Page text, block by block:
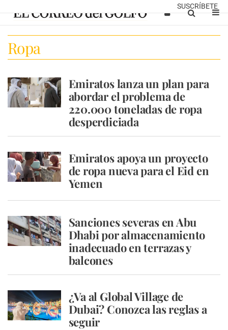
SUSCRÍBETE
Ropa
Emiratos lanza un plan para
abordar el problema de
220.000 toneladas de ropa
desperdiciada
Emiratos apoya un proyecto
de ropa nueva para el Eid en
Yemen
Sanciones severas en Abu
Dhabi por almacenamiento
inadecuado en terrazas y
balcones
¿Va al Global Village de
Dubai? Conozca las reglas a
seguir